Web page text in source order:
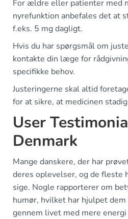
For ældre eller patienter med
nyrefunktion anbefales det at
f.eks. 5 mg dagligt.
Hvis du har spørgsmål om
kontakte din læge for
specifikke behov.
Justeringerne skal altid
for at sikre, at medicinen
User
Denmark
Mange danskere, der har
deres oplevelser, og de fleste
sige. Nogle rapporterer om
humør, hvilket har hjulpet dem
gennem livet med mere